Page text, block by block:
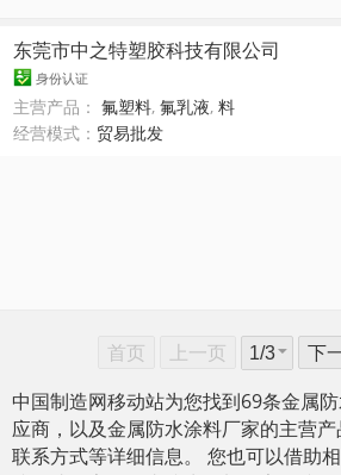
东莞市中之特塑胶科技有限公司
身份认证
主营产品：氟塑料,氟乳液,料
经营模式： 贸易批发
首页 上一页 下
中国制造网移动站为您找到69条金属
应商，以及金属防水涂料厂家的主营
联系方式等详细信息。 您也可以借助